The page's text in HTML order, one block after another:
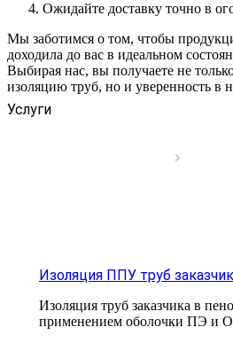
Ожидайте доставку точно в
Мы заботимся о том, чтобы
доходила до вас в идеальном
Выбирая нас, вы получаете не
изоляцию труб, но и уверенность в
Услуги
Изоляция ППУ труб
Изоляция труб заказчика в
применением оболочки ПЭ и